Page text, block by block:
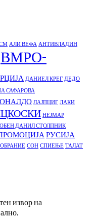
АЛИ ВЕФА АНТИВЛАДИН
ВМРО-
ДАНИЕЛ КРЕГ ДЕДО
САФАРОВА
ЛАЈПЦИГ ЛАКИ
НЕЈМАР
ДАНИЛ СТОЛПНИК
РУСИЈА
СОН СПИЕЊЕ ТАЛАТ
извор на